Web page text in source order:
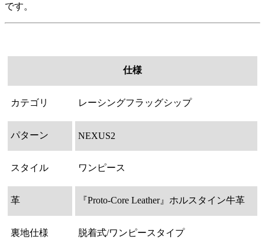
です。
仕様
カテゴリ レーシングフラッグシップ
パターン NEXUS2
スタイル ワンピース
革 『Proto-Core Leather』ホルスタイン牛革
裏地仕様 脱着式/ワンピースタイプ